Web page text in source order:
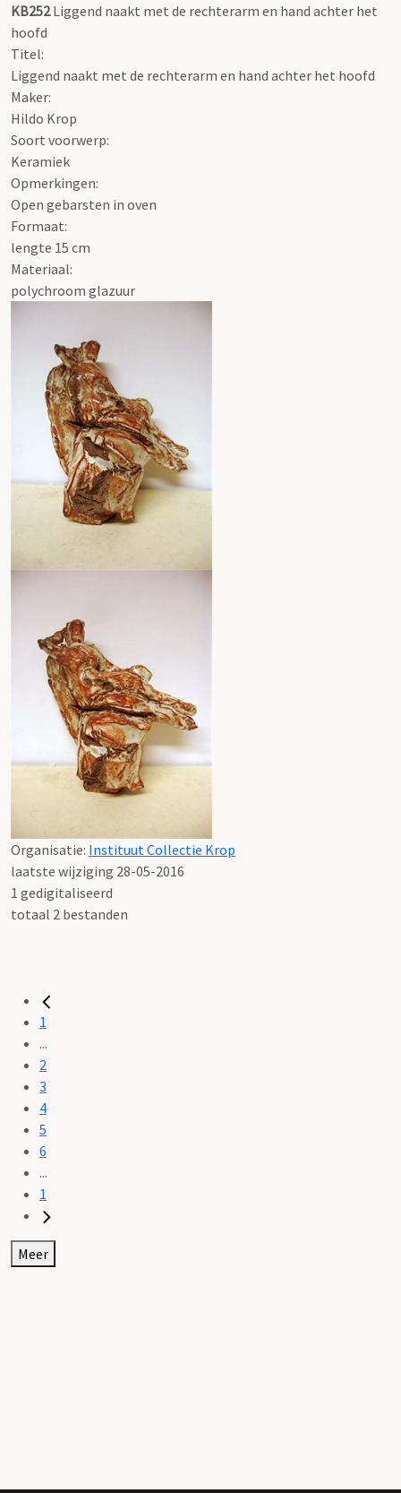
KB252Liggend naakt met de rechterarm en hand achter het
hoofd
Titel:
Liggend naakt met de rechterarm en hand achter het hoofd
Maker:
Hildo Krop
Soort voorwerp:
Keramiek
Opmerkingen:
Open gebarsten in oven
Formaat:
lengte 15 cm
Materiaal:
polychroom glazuur
Organisatie: Instituut Collectie Krop
laatste wijziging 28-05-2016
1 gedigitaliseerd
totaal 2 bestanden
1
...
2
3
4
5
6
...
1
Meer